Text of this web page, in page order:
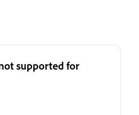
supported for